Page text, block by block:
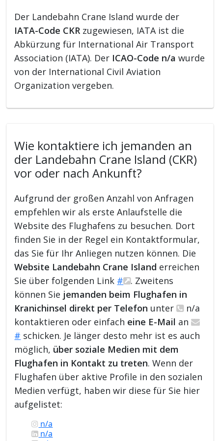
Der Landebahn Crane Island wurde der
IATA-Code CKR zugewiesen, IATA ist die
Abkürzung für International Air Transport
Association (IATA). Der ICAO-Code n/a wurde
von der International Civil Aviation
Organization vergeben.
Wie kontaktiere ich jemanden an
der Landebahn Crane Island (CKR)
vor oder nach Ankunft?
Aufgrund der großen Anzahl von Anfragen
empfehlen wir als erste Anlaufstelle die
Website des Flughafens zu besuchen. Dort
finden Sie in der Regel ein Kontaktformular,
das Sie für Ihr Anliegen nutzen können. Die
Website Landebahn Crane Island erreichen
Sie über folgenden Link #
. Zweitens
können Sie jemanden beim Flughafen in
Kranichinsel direkt per Telefon unter
n/a
kontaktieren oder einfach eine E-Mail an
# schicken. Je länger desto mehr ist es auch
möglich, über soziale Medien mit dem
Flughafen in Kontakt zu treten. Wenn der
Flughafen über aktive Profile in den sozialen
Medien verfügt, haben wir diese für Sie hier
aufgelistet:
n/a
n/a